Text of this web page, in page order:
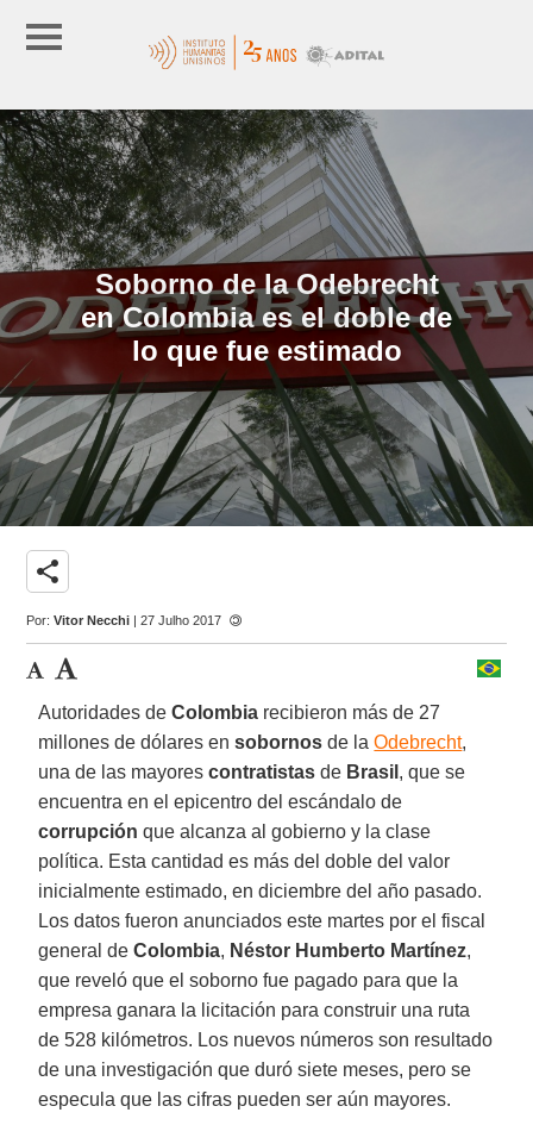
Soborno de la Odebrecht
en Colombia es el doble de
lo que fue estimado
share
Por:Vitor Necchi | 27 Julho 2017
Autoridades deColombia recibieron más de 27
millones de dólares ensobornos de laOdebrecht,
una de las mayorescontratistas de Brasil , que se
encuentra en el epicentro del escándalo de
corrupción que alcanza al gobierno y la clase
política. Esta cantidad es más del doble del valor
inicialmente estimado, en diciembre del año pasado.
Los datos fueron anunciados este martes por el fiscal
general deColombia, Néstor Humberto Martínez,
que reveló que el soborno fue pagado para que la
empresa ganara la licitación para construir una ruta
de 528 kilómetros. Los nuevos números son resultado
de una investigación que duró siete meses, pero se
especula que las cifras pueden ser aún mayores.